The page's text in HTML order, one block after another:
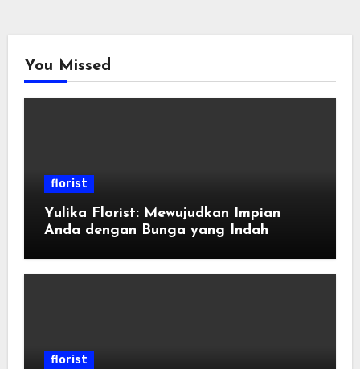
You Missed
florist
Yulika Florist: Mewujudkan Impian
Anda dengan Bunga yang Indah
florist